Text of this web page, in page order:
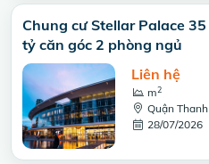
Chung cư Stellar Palace
tỷ căn góc 2 phòng ngủ
Liên hệ
m2
Quận
28/07/2026